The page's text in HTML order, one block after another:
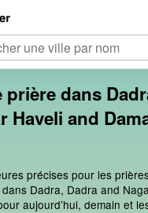
prière dans
Haveli and
précises pour les
Dadra, Dadra and
aujourd’hui, demain et